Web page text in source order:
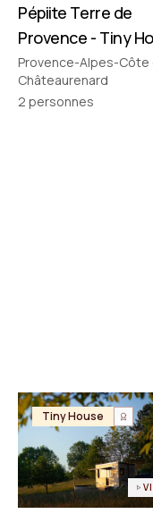
Tiny House
Pépiite Terre de
Provence - Tiny
avec Jacuzzi en
Provence
Provence-Alpes-Côte
Châteaurenard
2 personnes
Tiny House